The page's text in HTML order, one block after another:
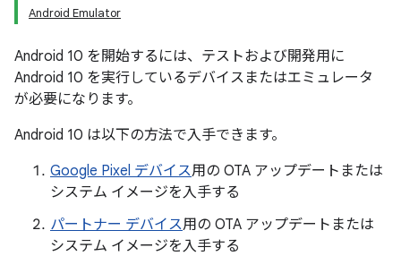
Android Emulator
Android 10 を開始するには、テストおよび開発用に
Android 10 を実行しているデバイスまたはエミュレータ
が必要になります。
Android 10 は以下の方法で入手できます。
Google Pixel デバイス用の OTA アップデートまたは
システム イメージを入手する
パートナー デバイス用の OTA アップデートまたは
システム イメージを入手する